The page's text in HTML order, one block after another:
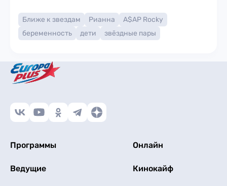
Ближе к звездам Рианна
A$AP Rocky
беременность
дети звёздные пары
Программы Онлайн
Ведущие Кинокайф